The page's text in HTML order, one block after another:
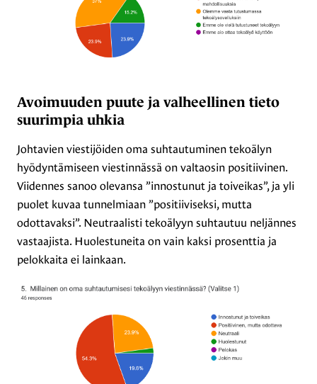
Avoimuuden puute ja valheellinen tieto
suurimpia uhkia
Johtavien viestijöiden oma suhtautuminen tekoälyn
hyödyntämiseen viestinnässä on valtaosin positiivinen.
Viidennes sanoo olevansa ”innostunut ja toiveikas”, ja yli
puolet kuvaa tunnelmiaan ”positiiviseksi, mutta
odottavaksi”. Neutraalisti tekoälyyn suhtautuu neljännes
vastaajista. Huolestuneita on vain kaksi prosenttia ja
pelokkaita ei lainkaan.